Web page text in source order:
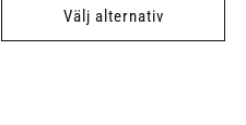
Välj alternativ